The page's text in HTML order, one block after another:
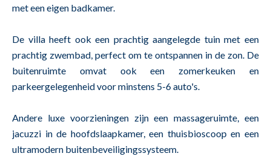
met een eigen badkamer.
De villa heeft ook een prachtig aangelegde tuin met een
prachtig zwembad, perfect om te ontspannen in de zon. De
buitenruimte omvat ook een zomerkeuken en
parkeergelegenheid voor minstens 5-6 auto's.
Andere luxe voorzieningen zijn een massageruimte, een
jacuzzi in de hoofdslaapkamer, een thuisbioscoop en een
ultramodern buitenbeveiligingssysteem.